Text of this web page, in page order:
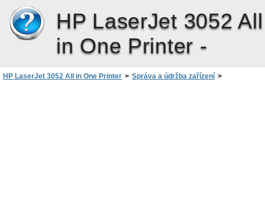
HP LaserJet 3052 All
in One Printer -
HP LaserJet 3052 All in One Printer > Správa a údržba zařízení >